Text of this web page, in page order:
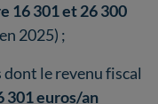
16 301 et 26 300
2025) ;
dont le revenu fiscal
301 euros/an